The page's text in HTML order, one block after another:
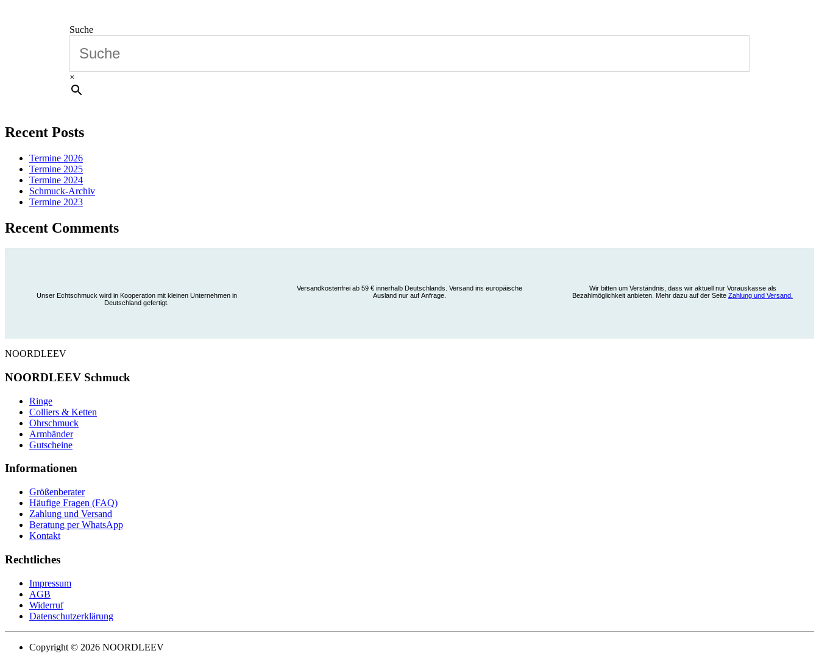
Suche
×
Recent Posts
Termine 2026
Termine 2025
Termine 2024
Schmuck-Archiv
Termine 2023
Recent Comments
Unser Echtschmuck wird in Kooperation mit kleinen Unternehmen in
Deutschland gefertigt.
Versandkostenfrei ab 59 € innerhalb Deutschlands. Versand ins europäische
Ausland nur auf Anfrage.
Wir bitten um Verständnis, dass wir aktuell nur Vorauskasse als
Bezahlmöglichkeit anbieten. Mehr dazu auf der Seite Zahlung und Versand.
NOORDLEEV
NOORDLEEV Schmuck
Ringe
Colliers & Ketten
Ohrschmuck
Armbänder
Gutscheine
Informationen
Größenberater
Häufige Fragen (FAQ)
Zahlung und Versand
Beratung per WhatsApp
Kontakt
Rechtliches
Impressum
AGB
Widerruf
Datenschutzerklärung
Copyright © 2026 NOORDLEEV